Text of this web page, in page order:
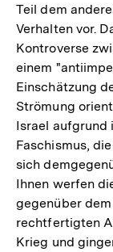
Teil dem
Verhalten vor.
Kontroverse
einem
Einschätzung
Strömung
Israel aufgrund
Faschismus,
sich
Ihnen werfen
gegenüber
rechtfertigten
Krieg und